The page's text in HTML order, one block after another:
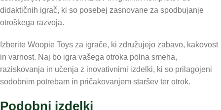
didaktičnih igrač, ki so posebej zasnovane za spodbujanje
otroškega razvoja.
Izberite Woopie Toys za igrače, ki združujejo zabavo, kakovost
in varnost. Naj bo igra vašega otroka polna smeha,
raziskovanja in učenja z inovativnimi izdelki, ki so prilagojeni
sodobnim potrebam in pričakovanjem staršev ter otrok.
Podobni izdelki